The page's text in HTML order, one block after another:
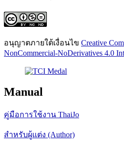
อนุญาตภายใต้เงื่อนไข Creative
NonCommercial-NoDerivatives 4.0
Manual
คู่มือการใช้งาน ThaiJo
สำหรับผู้แต่ง (Author)